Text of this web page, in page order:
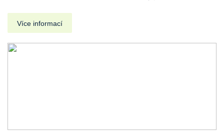
Více informací